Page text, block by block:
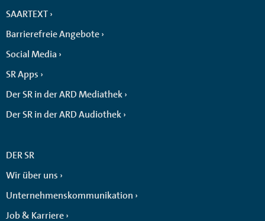
SAARTEXT
Barrierefreie Angebote
Social Media
SR Apps
Der SR in der ARD Mediathek
Der SR in der ARD Audiothek
DER SR
Wir über uns
Unternehmenskommunikation
Job & Karriere